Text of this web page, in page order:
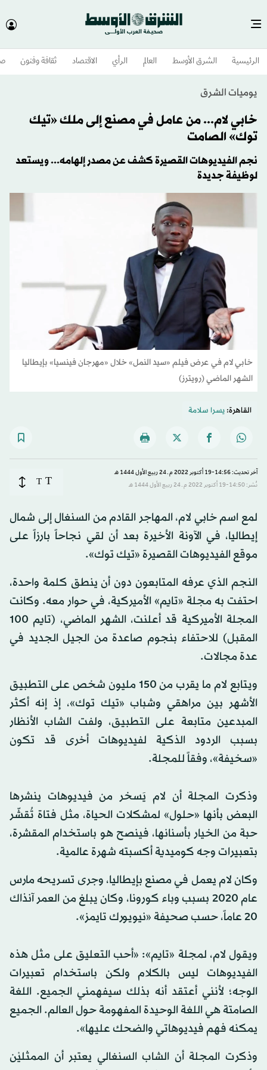
الرئيسية الشرق الأوسط​ العالم الرأي الاقتصاد ثقافة وفنون
يوميات الشرق
خابي لام... من عامل في مصنع إلى ملك «تيك
توك» الصامت
نجم الفيديوهات القصيرة كشف عن مصدر إلهامه... ويستعد
لوظيفة جديدة
خابي لام في عرض فيلم «سيد النمل» خلال «مهرجان فينسيا» بإيطاليا
الشهر الماضي (رويترز)
القاهرة:يسرا سلامة
آخر تحديث: 14:56-19 أكتوبر 2022 م ـ 24 ربيع الأول 1444 هـ
نُشر: 14:50-19 أكتوبر 2022 م ـ 24 ربيع الأول 1444 هـ
T
T
لمع اسم خابي لام، المهاجر القادم من السنغال إلى شمال
إيطاليا، في الآونة الأخيرة بعد أن لقي نجاحاً بارزاً على
موقع الفيديوهات القصيرة «تيك توك».
النجم الذي عرفه المتابعون دون أن ينطق كلمة واحدة،
احتفت به مجلة «تايم» الأميركية، في حوار معه. وكانت
المجلة الأميركية قد أعلنت، الشهر الماضي، (تايم 100
المقبل) للاحتفاء بنجوم صاعدة من الجيل الجديد في
عدة مجالات.
ويتابع لام ما يقرب من 150 مليون شخص على التطبيق
الأشهر بين مراهقي وشباب «تيك توك»، إذ إنه أكثر
المبدعين متابعة على التطبيق، ولفت الشاب الأنظار
بسبب الردود الذكية لفيديوهات أخرى قد تكون
«سخيفة»، وفقاً للمجلة.
وذكرت المجلة أن لام يَسخر من فيديوهات ينشرها
البعض بأنها «حلول» لمشكلات الحياة، مثل فتاة تُقشّر
حبة من الخيار بأسنانها، فينصح هو باستخدام المقشرة،
بتعبيرات وجه كوميدية أكسبته شهرة عالمية.
وكان لام يعمل في مصنع بإيطاليا، وجرى تسريحه مارس
عام 2020 بسبب وباء كورونا، وكان يبلغ من العمر آنذاك
20 عاماً، حسب صحيفة «نيويورك تايمز».
ويقول لام، لمجلة «تايم»: «أحب التعليق على مثل هذه
الفيديوهات ليس بالكلام ولكن باستخدام تعبيرات
الوجه؛ لأنني أعتقد أنه بذلك سيفهمني الجميع. اللغة
الصامتة هي اللغة الوحيدة المفهومة حول العالم. الجميع
يمكنه فهم فيديوهاتي والضحك عليها».
وذكرت المجلة أن الشاب السنغالي يعتبر أن الممثليْن